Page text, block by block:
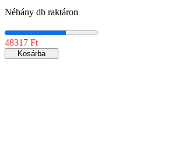
Néhány db raktáron
48317 Ft
Kosárba